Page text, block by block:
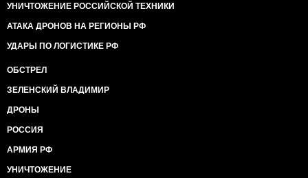
УНИЧТОЖЕНИЕ РОССИЙСКОЙ ТЕХНИКИ
АТАКА ДРОНОВ НА РЕГИОНЫ РФ
УДАРЫ ПО ЛОГИСТИКЕ РФ
ОБСТРЕЛ
ЗЕЛЕНСКИЙ ВЛАДИМИР
ДРОНЫ
РОССИЯ
АРМИЯ РФ
УНИЧТОЖЕНИЕ